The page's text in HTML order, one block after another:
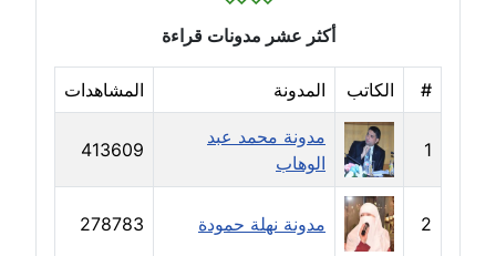
مدونة شرف الدين محمد
عاملة
مدونة شريف ابراهيم
عاملة
مدونة شيماء الجمل
عاملة
أكثر عشر مدونات قراءة
# الكاتب المدونة المشاهدات
1
مدونة محمد عبد
الوهاب
413609
2 مدونة نهلة حمودة 278783